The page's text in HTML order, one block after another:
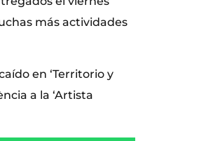
más actividades
en ‘Territorio y
a la ‘Artista